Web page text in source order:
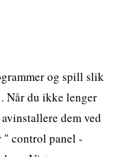
og spill slik
Når du ikke lenger
dem ved
control panel -